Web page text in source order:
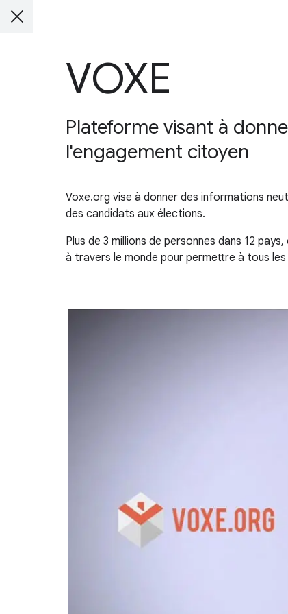
VOXE
Plateforme visant à
l'engagement citoyen
Voxe.org vise à donner des informations
des candidats aux élections.
Plus de 3 millions de personnes dans 12
à travers le monde pour permettre à tous